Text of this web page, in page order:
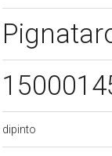
dipinto